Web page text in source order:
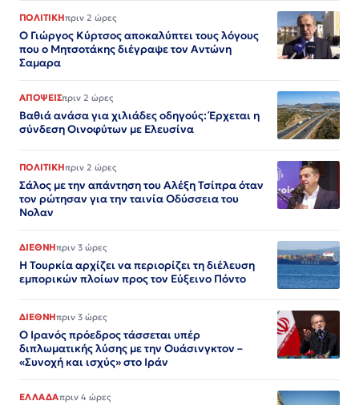
ΠΟΛΙΤΙΚΗπριν 2 ώρες
Ο Γιώργος Κύρτσος αποκαλύπτει τους λόγους
που ο Μητσοτάκης διέγραψε τον Αντώνη
Σαμαρα
ΑΠΟΨΕΙΣπριν 2 ώρες
Βαθιά ανάσα για χιλιάδες οδηγούς: Έρχεται η
σύνδεση Οινοφύτων με Ελευσίνα
ΠΟΛΙΤΙΚΗπριν 2 ώρες
Σάλος με την απάντηση του Αλέξη Τσίπρα όταν
τον ρώτησαν για την ταινία Οδύσσεια του
Νολαν
ΔΙΕΘΝΗπριν 3 ώρες
Η Τουρκία αρχίζει να περιορίζει τη διέλευση
εμπορικών πλοίων προς τον Εύξεινο Πόντο
ΔΙΕΘΝΗπριν 3 ώρες
Ο Ιρανός πρόεδρος τάσσεται υπέρ
διπλωματικής λύσης με την Ουάσινγκτον –
«Συνοχή και ισχύς» στο Ιράν​​​​​​​​​​​​​​​​​​​​​​​​​​​​​​​​​​​​​​​​​​​​​​​​​​
ΕΛΛΑΔΑπριν 4 ώρες